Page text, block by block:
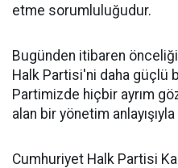
etme sorumluluğudur.
Bugünden itibaren
Halk Partisi'ni daha güçlü
Partimizde hiçbir ayrım
alan bir yönetim
Cumhuriyet Halk Partisi